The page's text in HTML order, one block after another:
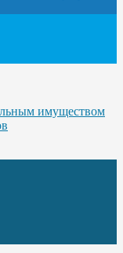
имуществом